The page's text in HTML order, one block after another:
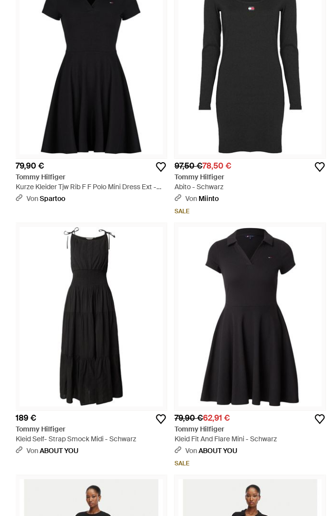
79,90 €
Tommy Hilfiger
Kurze Kleider Tjw Rib F F Polo Mini Dress Ext -
Schwarz
VonSpartoo
97,50 €78,50 €
Tommy Hilfiger
Abito - Schwarz
Von Miinto
SALE
189 €
Tommy Hilfiger
Kleid Self- Strap Smock Midi - Schwarz
VonABOUT YOU
79,90 €62,91 €
Tommy Hilfiger
Kleid Fit And Flare Mini - Schwarz
VonABOUT YOU
SALE